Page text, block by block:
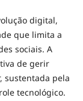
digital,
que limita a
sociais. A
de gerir
sustentada pela
tecnológico.